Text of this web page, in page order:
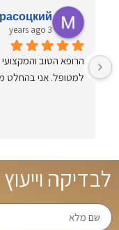
3 years ago
למטופל. אני בהחלט
לבדיקה